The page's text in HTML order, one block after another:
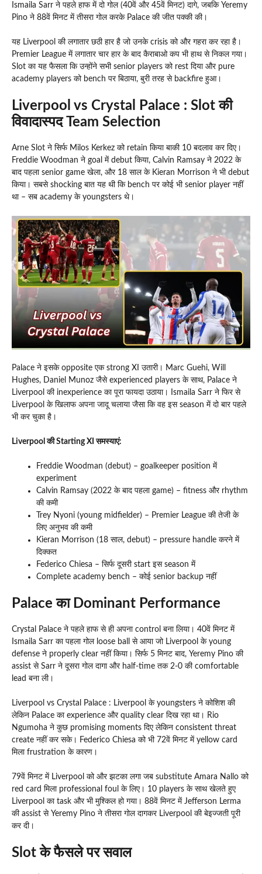
Ismaila Sarr ने पहले हाफ में दो गोल (40वें और 45वें मिनट) दागे, जबकि Yeremy
Pino ने 88वें मिनट में तीसरा गोल करके Palace की जीत पक्की की।
यह Liverpool की लगातार छठी हार है जो उनके crisis को और गहरा कर रहा है।
Premier League में लगातार चार हार के बाद कैराबाओ कप भी हाथ से निकल गया।
Slot का यह फैसला कि उन्होंने सभी senior players को rest दिया और pure
academy players को bench पर बिठाया, बुरी तरह से backfire हुआ।
Liverpool vs Crystal Palace : Slot की
विवादास्पद Team Selection
Arne Slot ने सिर्फ Milos Kerkez को retain किया बाकी 10 बदलाव कर दिए।
Freddie Woodman ने goal में debut किया, Calvin Ramsay ने 2022 के
बाद पहला senior game खेला, और 18 साल के Kieran Morrison ने भी debut
किया। सबसे shocking बात यह थी कि bench पर कोई भी senior player नहीं
था – सब academy के youngsters थे।
Palace ने इसके opposite एक strong XI उतारी। Marc Guehi, Will
Hughes, Daniel Munoz जैसे experienced players के साथ, Palace ने
Liverpool की inexperience का पूरा फायदा उठाया। Ismaila Sarr ने फिर से
Liverpool के खिलाफ अपना जादू चलाया जैसा कि वह इस season में दो बार पहले
भी कर चुका है।
Liverpool की Starting XI समस्याएं:
Freddie Woodman (debut) – goalkeeper position में
experiment
Calvin Ramsay (2022 के बाद पहला game) – fitness और rhythm
की कमी
Trey Nyoni (young midfielder) – Premier League की तेजी के
लिए अनुभव की कमी
Kieran Morrison (18 साल, debut) – pressure handle करने में
दिक्कत
Federico Chiesa – सिर्फ दूसरी start इस season में
Complete academy bench – कोई senior backup नहीं
Palace का Dominant Performance
Crystal Palace ने पहले हाफ से ही अपना control बना लिया। 40वें मिनट में
Ismaila Sarr का पहला गोल loose ball से आया जो Liverpool के young
defense ने properly clear नहीं किया। सिर्फ 5 मिनट बाद, Yeremy Pino की
assist से Sarr ने दूसरा गोल दागा और half-time तक 2-0 की comfortable
lead बना ली।
Liverpool vs Crystal Palace : Liverpool के youngsters ने कोशिश की
लेकिन Palace का experience और quality clear दिख रहा था। Rio
Ngumoha ने कुछ promising moments दिए लेकिन consistent threat
create नहीं कर सके। Federico Chiesa को भी 72वें मिनट में yellow card
मिला frustration के कारण।
79वें मिनट में Liverpool को और झटका लगा जब substitute Amara Nallo को
red card मिला professional foul के लिए। 10 players के साथ खेलते हुए
Liverpool का task और भी मुश्किल हो गया। 88वें मिनट में Jefferson Lerma
की assist से Yeremy Pino ने तीसरा गोल दागकर Liverpool की बेइज्जती पूरी
कर दी।
Slot के फैसले पर सवाल